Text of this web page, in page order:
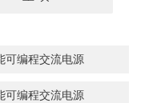
可编程交流电源
可编程交流电源